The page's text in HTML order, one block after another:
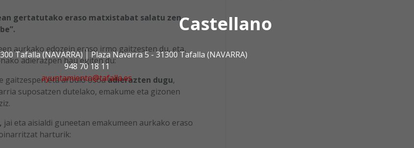
Castellano
Tafalla (NAVARRA)
Plaza Navarra 5 - 31300 Tafalla (NAVARRA)
948 70 18 11
ayuntamiento@tafalla.es
gertatutako eraso matxistabat salatu zen.
aurkako edozein eraso irmo gaitzesten du, eta,
adierazpen hau egiten du:
gaitzespen eta arbuio osoaadierazten dugu,
suposatzen dutelako, emakume eta gizonen
jai eta aisialdi guneetan emakumeen aurkako eraso
harturik: